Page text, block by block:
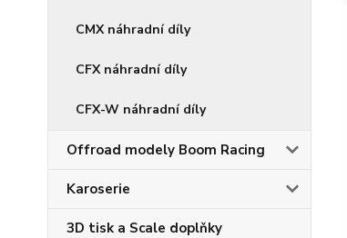
CMX náhradní díly
CFX náhradní díly
CFX-W náhradní díly
Offroad modely Boom Racing
Karoserie
3D tisk a Scale doplňky